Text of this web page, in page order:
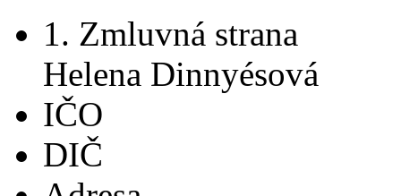
1. Zmluvná strana
Helena Dinnyésová
IČO
DIČ